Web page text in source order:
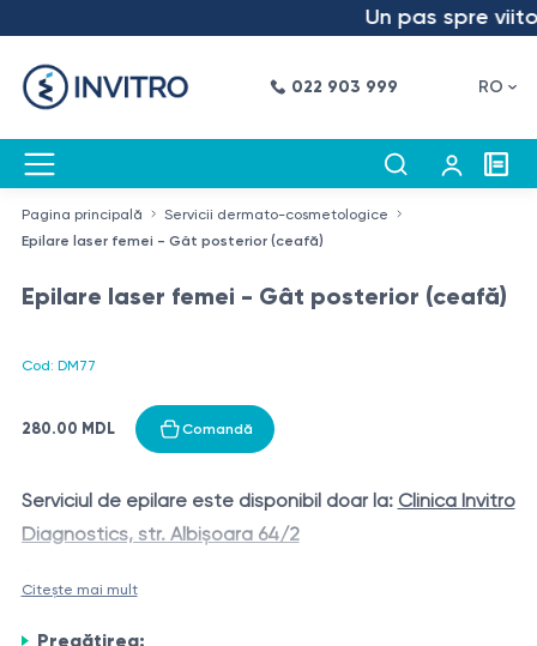
Un pas spre
022 903 999 RO
Pagina principală
Servicii dermato-cosmetologice
Epilare laser femei - Gât posterior (ceafă)
Epilare laser femei - Gât posterior (ceafă)
Cod: DM77
280.00 MDL Comandă
Serviciul de epilare este disponibil doar la: Clinica Invitro
Diagnostics, str. Albișoara 64/2
Epilarea laser a zonei gâtului posterior (ceafă)
procedură modernă, destinată reducerii creșterii firelor
Citește mai mult
Pregătirea: